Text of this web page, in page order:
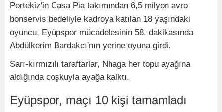
Portekiz'in Casa Pia takımından 6,5 milyon avro
bonservis bedeliyle kadroya katılan 18 yaşındaki
oyuncu, Eyüpspor mücadelesinin 58. dakikasında
Abdülkerim Bardakcı'nın yerine oyuna girdi.
Sarı-kırmızılı taraftarlar, Nhaga her topu ayağına
aldığında coşkuyla ayağa kalktı.
Eyüpspor, maçı 10 kişi tamamladı